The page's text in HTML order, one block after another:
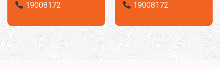
19008172
19008172